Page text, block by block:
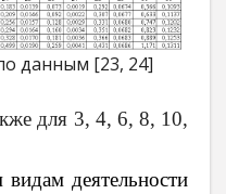
данным [23, 24]
для 3, 4, 6, 8, 10,
деятельности